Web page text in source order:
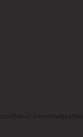
et interchangeable).